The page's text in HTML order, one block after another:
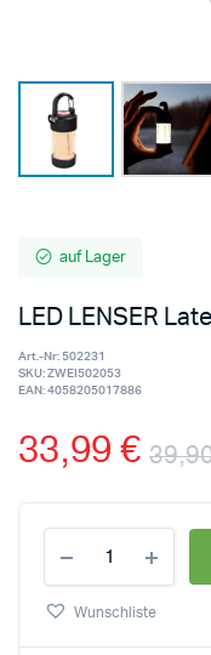
auf Lager
LED LENSER
Art.-Nr:502231
SKU: ZWEI502053
EAN:4058205017886
33,99€
Wunschliste